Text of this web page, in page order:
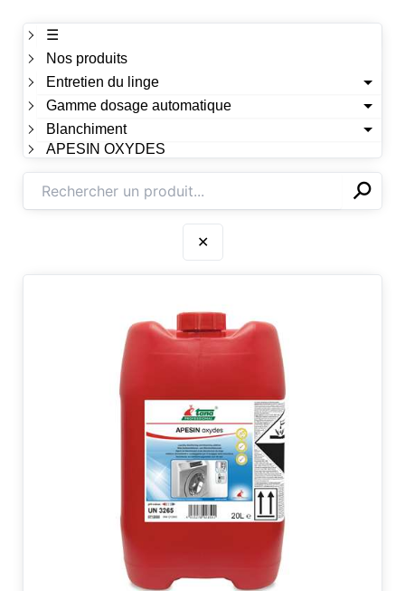
☰
Nos produits
Entretien du linge
Gamme dosage automatique
Blanchiment
APESIN OXYDES
✕⚲
✕